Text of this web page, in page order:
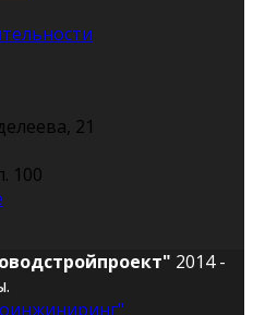
21
100
2014 -